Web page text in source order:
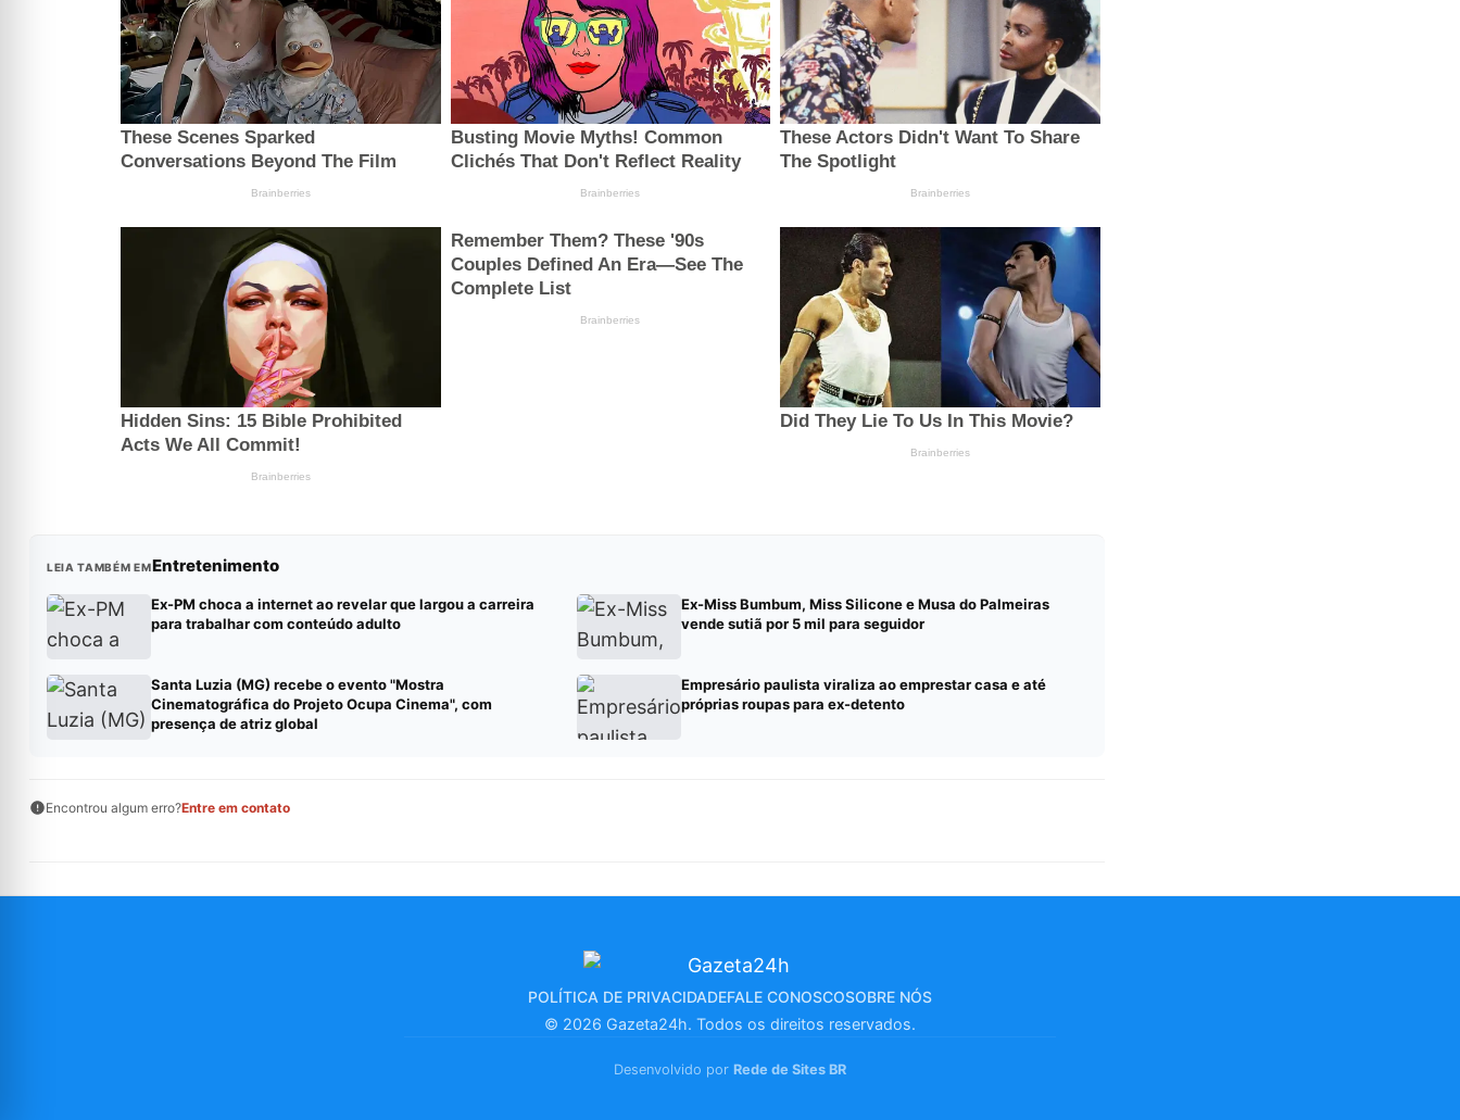
LEIA TAMBÉM EMEntretenimento
Ex-PM choca a internet ao revelar que largou a carreira
para trabalhar com conteúdo adulto
Ex-Miss Bumbum, Miss Silicone e Musa do Palmeiras
vende sutiã por 5 mil para seguidor
Santa Luzia (MG) recebe o evento "Mostra
Cinematográfica do Projeto Ocupa Cinema", com
presença de atriz global
Empresário paulista viraliza ao emprestar casa e até
próprias roupas para ex-detento
Encontrou algum erro?Entre em contato
POLÍTICA DE PRIVACIDADEFALE CONOSCOSOBRE NÓS
© 2026 Gazeta24h. Todos os direitos reservados.
Desenvolvido por Rede de Sites BR